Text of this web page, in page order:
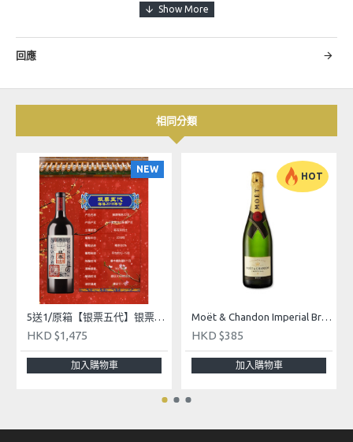
有「美酒鈴鹿國」之稱，鈴鹿川流域裡的神社，毎年都會舉行
名取自於"未完成"謙虛之意。
酒造名稱: 清水清三郎商店
産地: 三重県
產品級別: 純米吟釀
原料米: 米(国産)・米麹(国産米)
精米步合: 50%
酒精度數: 15%
日本酒度：+1
酸度：1.5
回應
相同分類
NEW
5送1/原箱【银票五代】银票梅洛2018葡萄酒 - Yin Piao Wine 2018 Merlot 750ml
HKD $1,475
加入購物車
HOT
Moët & Chandon Imperial Brut Champagne 750mL
HKD $385
加入購物車